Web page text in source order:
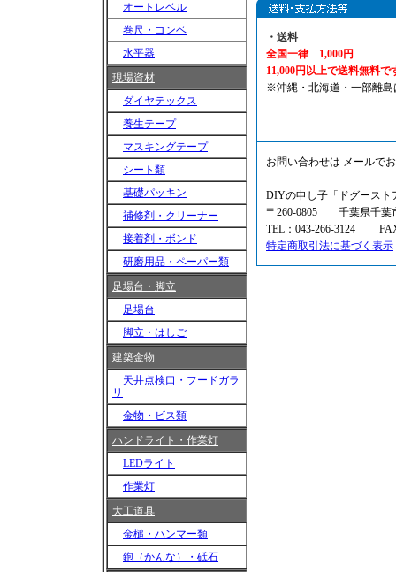
オートレベル
巻尺・コンベ
水平器
現場資材
ダイヤテックス
養生テープ
マスキングテープ
シート類
基礎パッキン
補修剤・クリーナー
接着剤・ボンド
研磨用品・ペーパー類
足場台・脚立
足場台
脚立・はしご
建築金物
天井点検口・フードガラ
リ
金物・ビス類
ハンドライト・作業灯
LEDライト
作業灯
大工道具
金槌・ハンマー類
鉋（かんな）・砥石
・送料
全国一律 1,000円
11,000円以上で送料無料で
※沖縄・北海道・一部離島
お問い合わせは メールで
DIYの申し子「ドグー
〒260-0805 千葉県千葉
TEL：043-266-3124 FAX
特定商取引法に基づく表示